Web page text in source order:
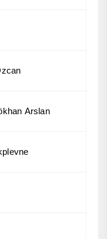
Arslan